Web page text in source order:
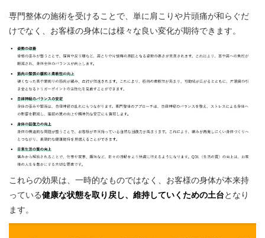
専門整体の施術を受けることで、単に肩こりや片頭痛が和らぐだ
けでなく、お客様の身体には様々な良い変化が期待できます。
これらの効果は、一時的なものではなく、お客様の身体が本来持
っている健康な状態を取り戻し、維持していくための土台となり
ます。